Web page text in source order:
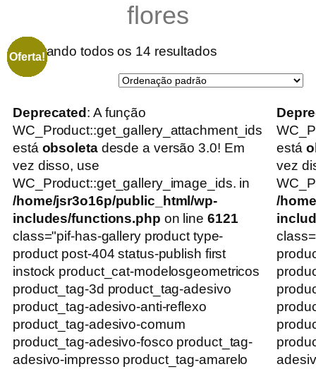
flores
Mostrando todos os 14 resultados
Deprecated : A função
WC_Product::get_gallery_attachment_ids
está obsoletadesde a versão 3.0! Em
vez disso, use
WC_Product::get_gallery_image_ids. in
/home/jsr3o16p/public_html/wp-
includes/functions.php on line 6121
class="pif-has-gallery product type-
product post-404 status-publish first
instock product_cat-modelosgeometricos
product_tag-3d product_tag-adesivo
product_tag-adesivo-anti-reflexo
product_tag-adesivo-comum
product_tag-adesivo-fosco product_tag-
adesivo-impresso product_tag-amarelo
Oferta!
está
vez
/
Oferta!
Oferta!
Oferta!
Oferta!
Oferta!
Oferta!
Oferta!
Oferta!
Oferta!
Oferta!
Oferta!
Oferta!
Oferta!